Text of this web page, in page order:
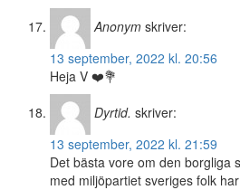
Anonym skriver:
13 september, 2022 kl. 20:56
Heja V ❤️💐
Dyrtid. skriver:
13 september, 2022 kl. 21:59
Det bästa vore om den borgliga
med miljöpartiet sveriges folk